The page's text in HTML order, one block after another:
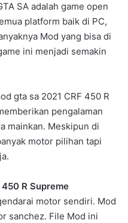
SA adalah game open
platform baik di PC,
Mod yang bisa di
ini menjadi semakin
gta sa 2021 CRF 450 R
pengalaman
mainkan. Meskipun di
motor pilihan tapi
R Supreme
motor sendiri. Mod
sanchez. File Mod ini